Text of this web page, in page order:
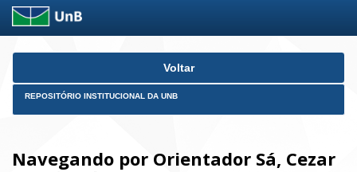
Skip
Voltar
REPOSITÓRIO INSTITUCIONAL DA UNB
Navegando por Orientador Sá, Cezar